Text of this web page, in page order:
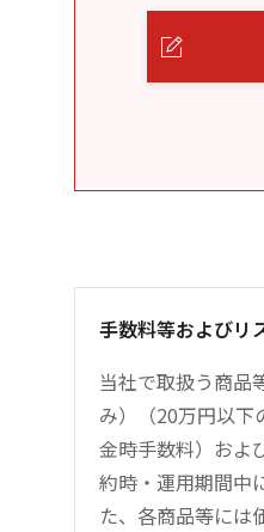
手数料等およびリ
当社で取扱う商品
み）（20万円以下
金時手数料）およ
約時・運用期間中
た、各商品等には